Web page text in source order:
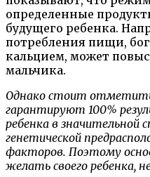
определенные
будущего ребенка.
потребления пищи,
кальцием, может
мальчика.
Однако стоит
гарантируют 100%
ребенка в значительной
генетической
факторов. Поэтому
желать своего ребенка,